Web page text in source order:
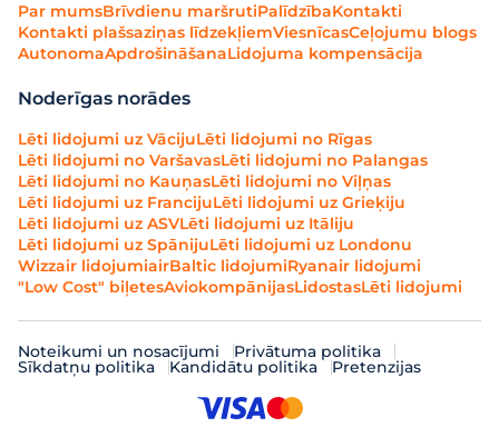
Par mumsBrīvdienu maršrutiPalīdzībaKontakti
Kontakti plašsaziņas līdzekļiemViesnīcasCeļojumu blogs
AutonomaApdrošināšanaLidojuma kompensācija
Noderīgas norādes
Lēti lidojumi uz VācijuLēti lidojumi no Rīgas
Lēti lidojumi no VaršavasLēti lidojumi no Palangas
Lēti lidojumi no KauņasLēti lidojumi no Viļņas
Lēti lidojumi uz FrancijuLēti lidojumi uz Grieķiju
Lēti lidojumi uz ASVLēti lidojumi uz Itāliju
Lēti lidojumi uz SpānijuLēti lidojumi uz Londonu
Wizzair lidojumiairBaltic lidojumiRyanair lidojumi
"Low Cost" biļetesAviokompānijasLidostasLēti lidojumi
Noteikumi un nosacījumi Privātuma politika
Sīkdatņu politika Kandidātu politika Pretenzijas